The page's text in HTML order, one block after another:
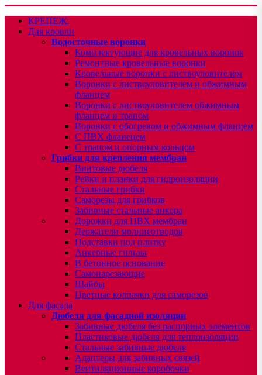
КРЕПЕЖ:
Для кровли
Водосточные воронки
Комплектующие для кровельных воронок
Ремонтные кровельные воронки
Кровельные воронки с листвоуловителем
Воронки с листвоуловителем и обжимным
фланцем
Воронки с листвоуловителем обжимным
фланцем и трапом
Воронки с обогревом и обжимным фланцем
С ПВХ фланецем
С трапом и опорным кольцом
Грибки для крепления мембран
Винтовые дюбеля
Рейки и планки для гидроизоляции
Стальные грибки
Саморезы для грибков
Забивные стальные анкера
Дорожки для ПВХ мембран
Держатели молниеотводов
Подставки под плитку
Анкерные гильзы
В бетонное основание
Самонарезающие
Шайбы
Цветные колпачки для саморезов
Для фасада
Дюбеля для фасадной изоляции
Забивные дюбеля без распорных элементов
Пластиковые дюбеля для теплоизоляции
Стальные забивные дюбеля
Адаптеры для забивных связей
Вентиляционные коробочки